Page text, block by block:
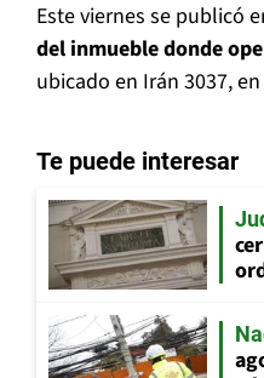
Este viernes se publicó
del inmueble donde
ubicado en Irán 3037,
Te puede interesar